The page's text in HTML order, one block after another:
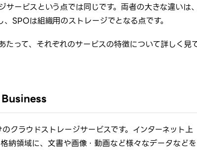
ービスという点では同じです。両者の大きな違いは、
SPOは組織用のストレージでとなる点です。
って、それぞれのサービスの特徴について詳しく見
ラウドストレージサービスです。インターネット上
納領域に、文書や画像・動画など様々なデータなどを